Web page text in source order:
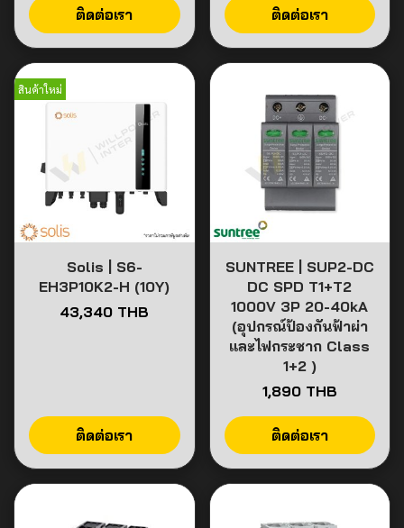
ติดต่อเรา ติดต่อเรา
สินค้าใหม่
Solis | S6-
EH3P10K2-H (10Y)
43,340 THB
ติดต่อเรา
SUNTREE | SUP2-DC
DC SPD T1+T2
1000V 3P 20-40kA
(อุปกรณ์ป้องกันฟ้าผ่า
และไฟกระชาก Class
1+2 )
1,890 THB
ติดต่อเรา